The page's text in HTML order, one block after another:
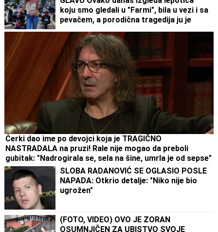
koju smo gledali u "Farmi", bila u vezi i sa
pevačem, a porodična tragedija ju je
slomila
Ćerki dao ime po devojci koja je TRAGIČNO
NASTRADALA na pruzi! Rale nije mogao da preboli
gubitak: "Nadrogirala se, sela na šine, umrla je od sepse"
SLOBA RADANOVIĆ SE OGLASIO POSLE
NAPADA: Otkrio detalje: "Niko nije bio
ugrožen"
(FOTO, VIDEO) OVO JE ZORAN
OSUMNJIČEN ZA UBISTVO SVOJE